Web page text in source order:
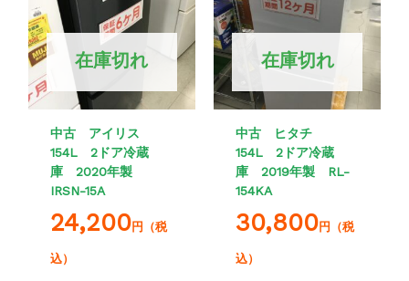
在庫切れ
中古 アイリス
154L 2ドア冷蔵
庫 2020年製
IRSN-15A
24,200円（税
込）
在庫切れ
中古 ヒタチ
154L 2ドア冷蔵
庫 2019年製 RL-
154KA
30,800円（税
込）